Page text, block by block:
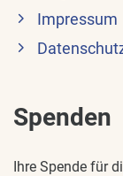
Impressum
Spenden
Ihre Spende für